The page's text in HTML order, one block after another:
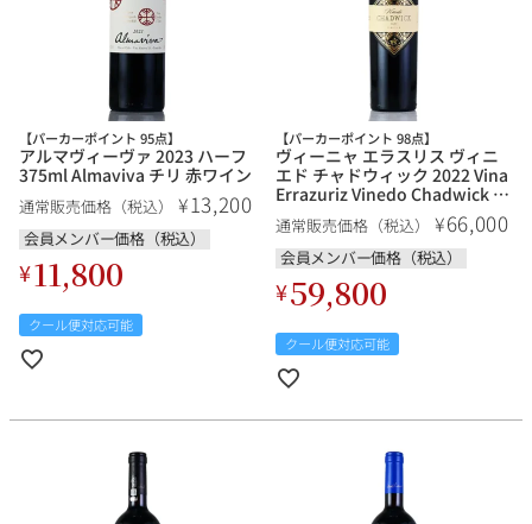
【パーカーポイント 95点】
アルマヴィーヴァ 2023 ハーフ
375ml Almaviva チリ 赤ワイン
通常販売価格（税込） ¥13,200
会員メンバー価格（税込）
¥11,800
クール便対応可能
【パーカーポイント 98点】
ヴィーニャ エラスリス ヴィニ
エド チャドウィック 2022 Vina
Errazuriz Vinedo Chadwick チ
リ 赤ワイン
通常販売価格（税込） ¥66,000
会員メンバー価格（税込）
¥59,800
クール便対応可能